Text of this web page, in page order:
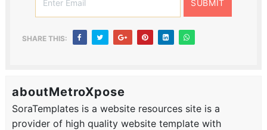
SHARE THIS:
aboutMetroXpose
SoraTemplates is a website resources site is a
provider of high quality website template with